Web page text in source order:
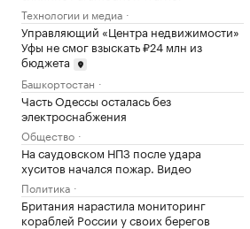
Технологии и медиа
Управляющий «Центра недвижимости»
Уфы не смог взыскать ₽24 млн из
бюджета
Башкортостан
Часть Одессы осталась без
электроснабжения
Общество
На саудовском НПЗ после удара
хуситов начался пожар. Видео
Политика
Британия нарастила мониторинг
кораблей России у своих берегов